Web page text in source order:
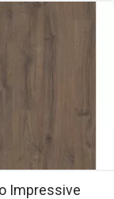
Impressive